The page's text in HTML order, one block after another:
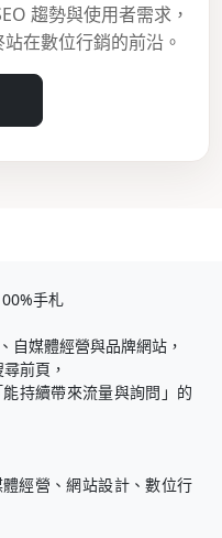
趨勢與使用者需求，
在數位行銷的前沿。
手札
自媒體經營與品牌網站，
前頁，
持續帶來流量與詢問」的
經營、網站設計、數位行